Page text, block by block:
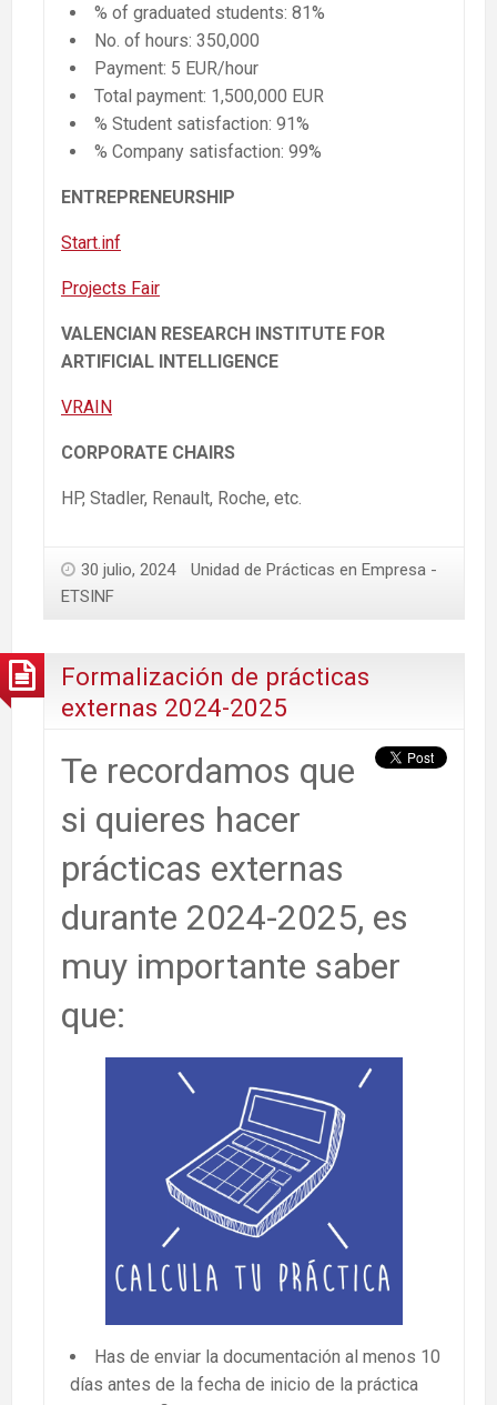
% of graduated students: 81%
No. of hours: 350,000
Payment: 5 EUR/hour
Total payment: 1,500,000 EUR
% Student satisfaction: 91%
% Company satisfaction: 99%
ENTREPRENEURSHIP
Start.inf
Projects Fair
VALENCIAN RESEARCH INSTITUTE FOR
ARTIFICIAL INTELLIGENCE
VRAIN
CORPORATE CHAIRS
HP, Stadler, Renault, Roche, etc.
30 julio, 2024
Unidad de Prácticas en Empresa -
ETSINF
Formalización de prácticas
externas 2024-2025
Te recordamos que
si quieres hacer
prácticas externas
durante 2024-2025, es
muy importante saber
que:
Has de enviar la documentación al menos 10
días antes de la fecha de inicio de la práctica